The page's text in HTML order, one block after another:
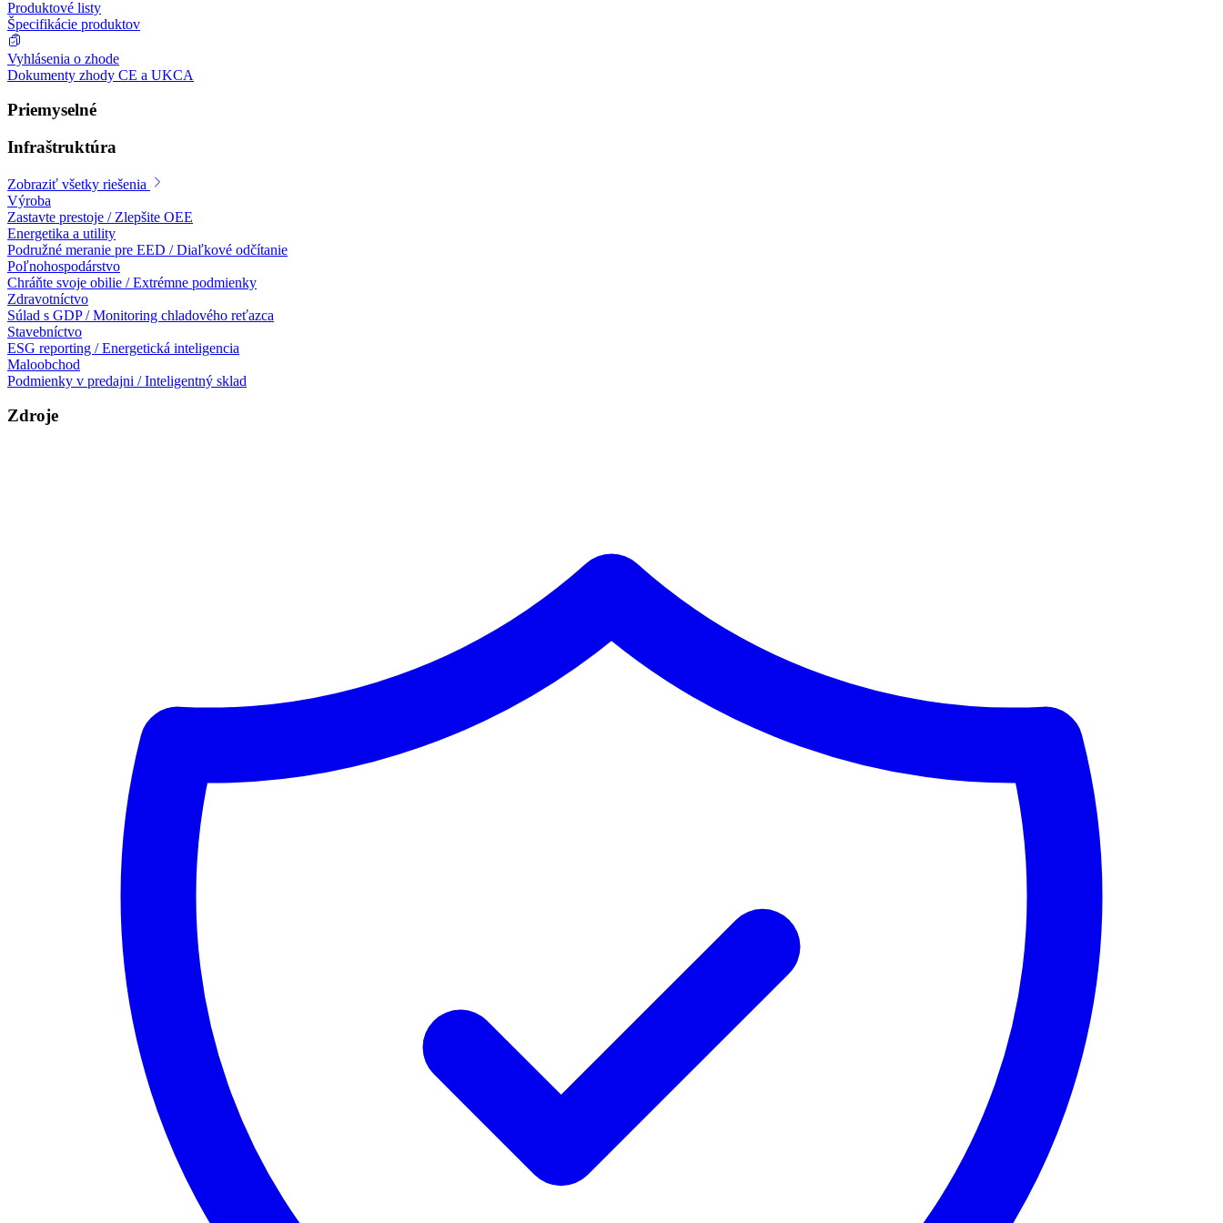
Produktové listy
Špecifikácie produktov
Vyhlásenia o zhode
Dokumenty zhody CE a UKCA
Priemyselné
Infraštruktúra
Zobraziť všetky riešenia
Výroba
Zastavte prestoje / Zlepšite OEE
Energetika a utility
Podružné meranie pre EED / Diaľkové odčítanie
Poľnohospodárstvo
Chráňte svoje obilie / Extrémne podmienky
Zdravotníctvo
Súlad s GDP / Monitoring chladového reťazca
Stavebníctvo
ESG reporting / Energetická inteligencia
Maloobchod
Podmienky v predajni / Inteligentný sklad
Zdroje